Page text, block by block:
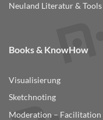
Neuland Literatur & Tools
Books & KnowHow
Visualisierung
Sketchnoting
Moderation – Facilitation